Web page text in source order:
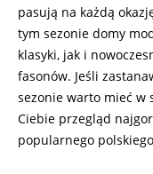
pasują na każdą
tym sezonie domy
klasyki, jak i
fasonów. Jeśli
sezonie warto mieć w
Ciebie przegląd
popularnego